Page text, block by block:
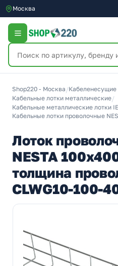
Москва
Shop220 - Москва /
Кабельные лотки металлические/
Кабельные металлические лотки
Кабельные лотки проволочные
Лоток
NESTA
толщина
CLWG10-100-